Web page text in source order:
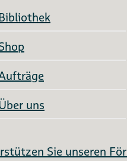
Bibliothek
uns
Sie unseren